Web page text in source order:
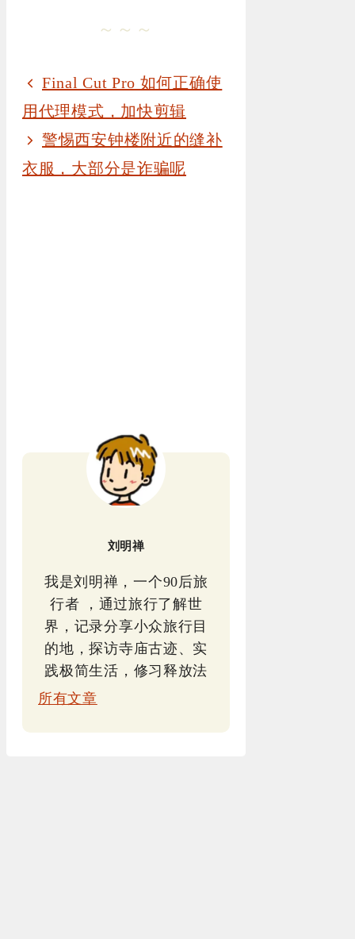
～～～
Final Cut Pro 如何正确使
用代理模式，加快剪辑
警惕西安钟楼附近的缝补
衣服，大部分是诈骗呢
刘明禅
我是刘明禅，一个90后旅
行者 ，通过旅行了解世
界，记录分享小众旅行目
的地，探访寺庙古迹、实
践极简生活，修习释放法
所有文章